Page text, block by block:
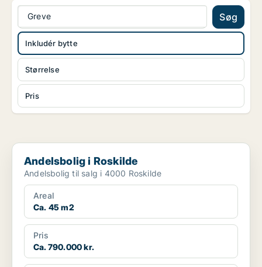
Greve Søg
Størrelse
Pris
Inkludér bytte
Andelsbolig i Roskilde
Andelsbolig i Roskilde
Andelsbolig til salg i 4000 Roskilde
Areal
Ca. 45 m2
Pris
Ca. 790.000 kr.